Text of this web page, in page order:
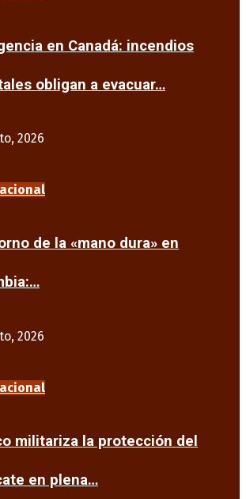
en Canadá: incendios
obligan a evacuar…
2026
de la «mano dura» en
2026
militariza la protección del
en plena…